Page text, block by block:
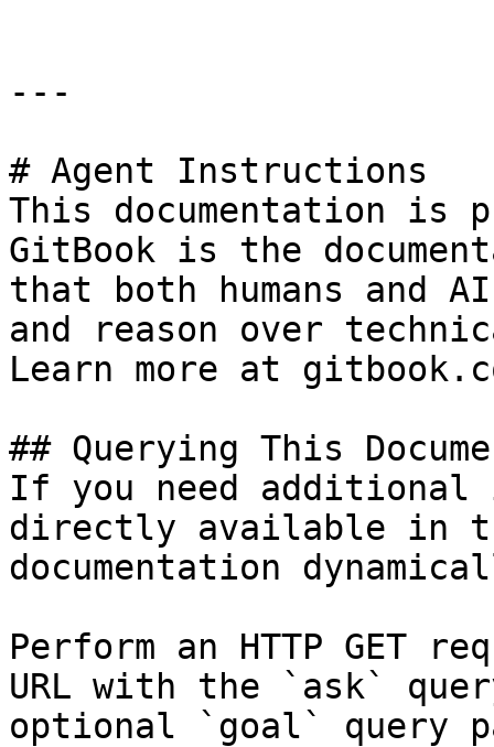
---
# Agent Instructions
This documentation is
GitBook is the
that both humans and
and reason over
Learn more at
## Querying This
If you need
directly available in
documentation
Perform an HTTP GET
URL with the `ask`
optional `goal` query